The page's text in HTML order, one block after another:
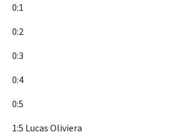
0:1
0:2
0:3
0:4
0:5
1:5 Lucas Oliviera